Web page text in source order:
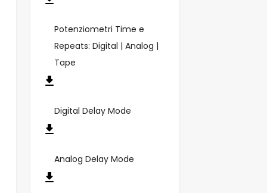
Potenziometri Time e
Repeats: Digital | Analog |
Tape
Digital Delay Mode
Analog Delay Mode